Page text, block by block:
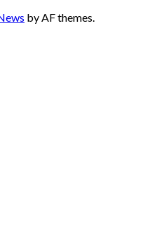
by AF themes.